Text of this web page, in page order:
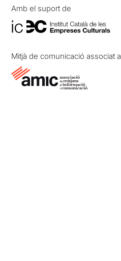
Amb el suport de
Mitjà de comunicació associat a